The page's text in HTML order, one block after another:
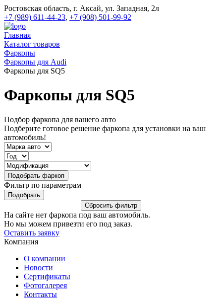
Ростовская область, г. Аксай, ул. Западная, 2л
+7 (989) 611-44-23, +7 (908) 501-99-92
Главная
Каталог товаров
Фаркопы
Фаркопы для Audi
Фаркопы для SQ5
Фаркопы для SQ5
Подбор фаркопа для вашего авто
Подберите готовое решение фаркопа для установки на ваш
автомобиль!
Фильтр по параметрам
На сайте нет фаркопа под ваш автомобиль.
Но мы можем привезти его под заказ.
Оставить заявку
Компания
О компании
Новости
Сертификаты
Фотогалерея
Контакты